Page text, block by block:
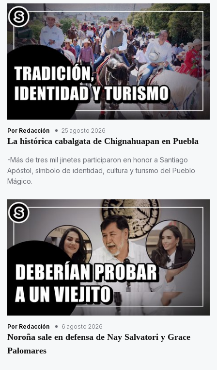
Por Redacción 25 agosto 2026
La histórica cabalgata de Chignahuapan en Puebla
-Más de tres mil jinetes participaron en honor a Santiago
Apóstol, símbolo de identidad, cultura y turismo del Pueblo
Mágico.
Por Redacción 6 agosto 2026
Noroña sale en defensa de Nay Salvatori y Grace
Palomares